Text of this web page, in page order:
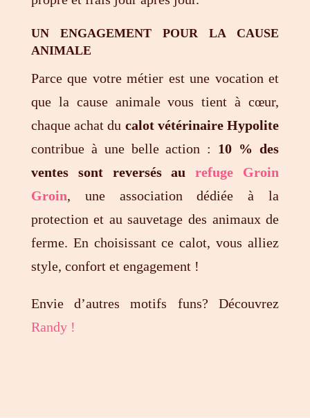
UN ENGAGEMENT POUR LA CAUSE
ANIMALE
Parce que votre métier est une vocation et
que la cause animale vous tient à cœur,
chaque achat du calot vétérinaire Hypolite
contribue à une belle action : 10 % des
ventes sont reversés au refuge Groin
Groin, une association dédiée à la
protection et au sauvetage des animaux de
ferme. En choisissant ce calot, vous alliez
style, confort et engagement !
Envie d’autres motifs funs? Découvrez
Randy !